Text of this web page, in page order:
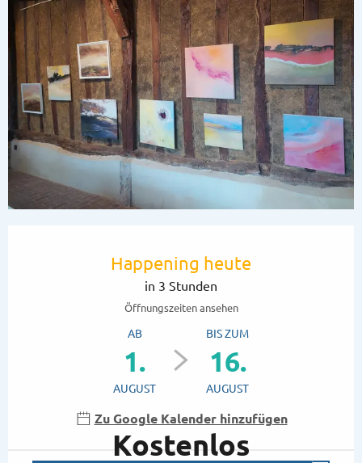
Happening heute
in 3 Stunden
Öffnungszeiten ansehen
AB
1.
AUGUST
BIS ZUM
16.
AUGUST
Zu Google Kalender hinzufügen
Kostenlos